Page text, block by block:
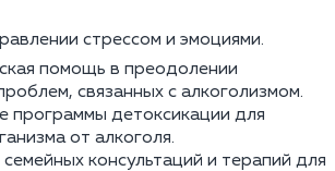
стрессом и эмоциями.
помощь в преодолении
связанных с алкоголизмом.
программы детоксикации для
от алкоголя.
консультаций и терапий для